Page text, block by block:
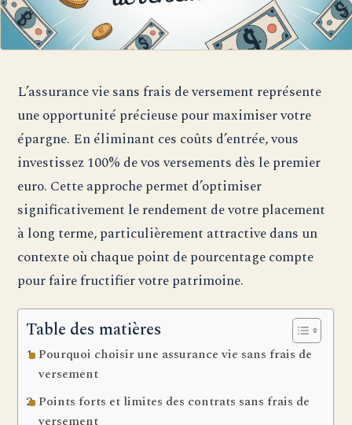
L’assurance vie sans frais de versement représente
une opportunité précieuse pour maximiser votre
épargne. En éliminant ces coûts d’entrée, vous
investissez 100% de vos versements dès le premier
euro. Cette approche permet d’optimiser
significativement le rendement de votre placement
à long terme, particulièrement attractive dans un
contexte où chaque point de pourcentage compte
pour faire fructifier votre patrimoine.
Table des matières
Pourquoi choisir une assurance vie sans frais de
versement
Points forts et limites des contrats sans frais de